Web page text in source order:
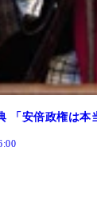
「安倍政権は本